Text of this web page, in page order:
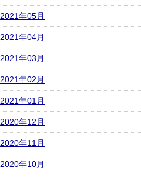
2021年05月
2021年04月
2021年03月
2021年02月
2021年01月
2020年12月
2020年11月
2020年10月